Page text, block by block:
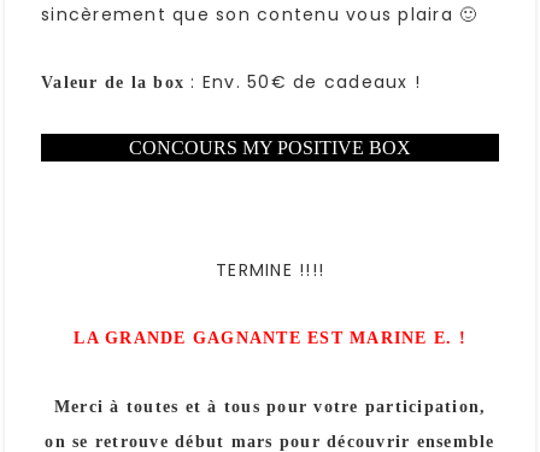
sincèrement que son contenu vous plaira 🙂
Valeur de la box : Env. 50€ de cadeaux !
CONCOURS MY POSITIVE BOX
TERMINE !!!!
LA GRANDE GAGNANTE EST MARINE E. !
Merci à toutes et à tous pour votre participation,
on se retrouve début mars pour découvrir ensemble